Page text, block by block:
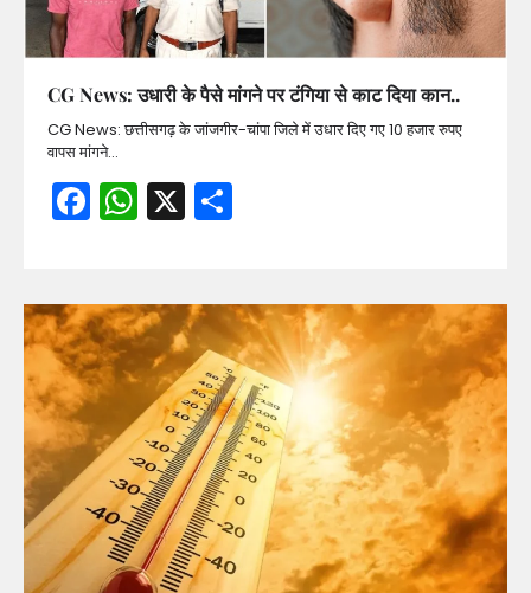
CG News: उधारी के पैसे मांगने पर टंगिया से काट दिया कान..
CG News: छत्तीसगढ़ के जांजगीर-चांपा जिले में उधार दिए गए 10 हजार रुपए
वापस मांगने…
Facebook
WhatsApp
X